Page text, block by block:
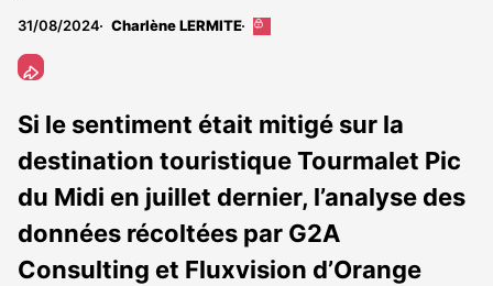
31/08/2024 Charlène LERMITE
Cet
abonnés
Si le sentiment était mitigé sur la
destination touristique Tourmalet Pic
du Midi en juillet dernier, l’analyse des
données récoltées par G2A
Consulting et Fluxvision d’Orange